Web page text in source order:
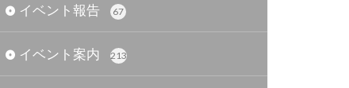
イベント報告 67
イベント案内 213